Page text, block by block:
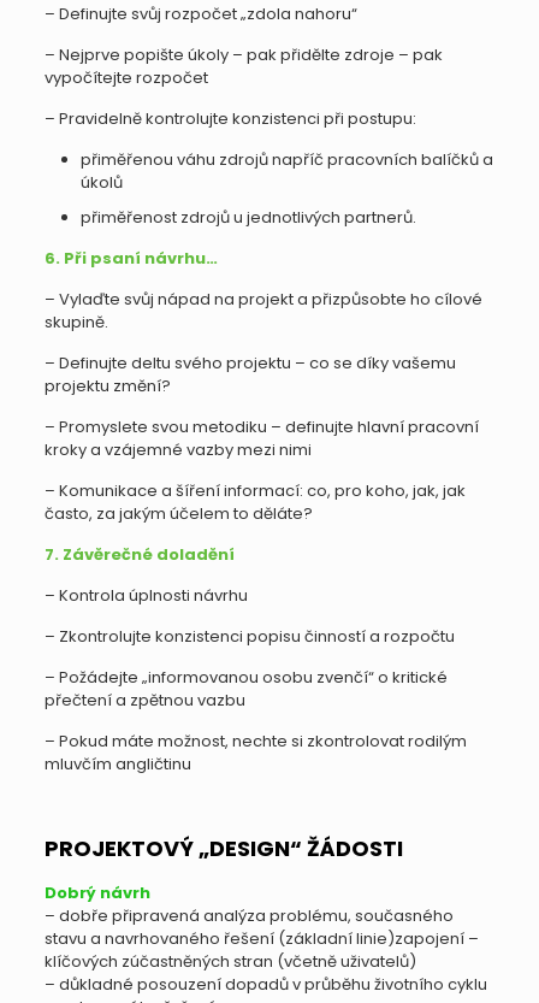
– Definujte svůj rozpočet „zdola nahoru“
– Nejprve popište úkoly – pak přidělte zdroje – pak
vypočítejte rozpočet
– Pravidelně kontrolujte konzistenci při postupu:
přiměřenou váhu zdrojů napříč pracovních balíčků a
úkolů
přiměřenost zdrojů u jednotlivých partnerů.
6. Při psaní návrhu…
– Vylaďte svůj nápad na projekt a přizpůsobte ho cílové
skupině.
– Definujte deltu svého projektu – co se díky vašemu
projektu změní?
– Promyslete svou metodiku – definujte hlavní pracovní
kroky a vzájemné vazby mezi nimi
– Komunikace a šíření informací: co, pro koho, jak, jak
často, za jakým účelem to děláte?
7. Závěrečné doladění
– Kontrola úplnosti návrhu
– Zkontrolujte konzistenci popisu činností a rozpočtu
– Požádejte „informovanou osobu zvenčí“ o kritické
přečtení a zpětnou vazbu
– Pokud máte možnost, nechte si zkontrolovat rodilým
mluvčím angličtinu
PROJEKTOVÝ „DESIGN“ ŽÁDOSTI
Dobrý návrh
– dobře připravená analýza problému, současného
stavu a navrhovaného řešení (základní linie)zapojení –
klíčových zúčastněných stran (včetně uživatelů)
– důkladné posouzení dopadů v průběhu životního cyklu